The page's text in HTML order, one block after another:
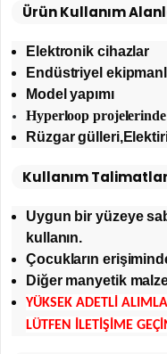
Ürün Kullanım
Elektronik cihazlar
Endüstriyel
Model yapımı
Hyperloop projelerinde
Rüzgar
Kullanım
Uygun bir yüzeye
kullanın.
Çocukların
Diğer manyetik
YÜKSEK ADETLİ
LÜTFEN İLETİŞİME